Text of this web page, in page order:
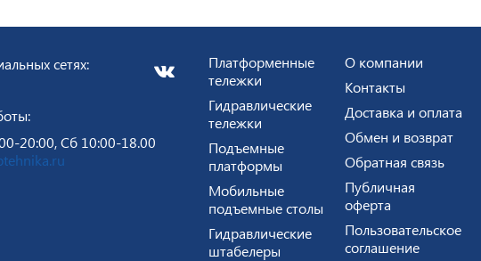
сетях:
20:00, Сб 10:00-18.00
Платформенные
тележки
Гидравлические
тележки
Подъемные
платформы
Мобильные
подъемные столы
Гидравлические
штабелеры
О компании
Контакты
Доставка и оплата
Обмен и возврат
Обратная связь
Публичная
оферта
Пользовательское
соглашение